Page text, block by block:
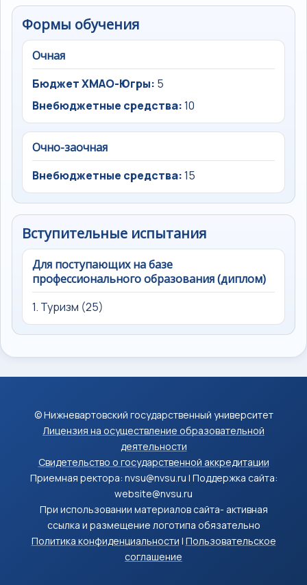
Формы обучения
Очная
Бюджет ХМАО-Югры: 5
Внебюджетные средства:10
Очно-заочная
Внебюджетные средства:15
Вступительные испытания
Для поступающих на базе
профессионального образования (диплом)
1. Туризм (25)
© Нижневартовский государственный университет
Лицензия на осуществление образовательной
деятельности
Свидетельство о государственной аккредитации
Приемная ректора: nvsu@nvsu.ru | Поддержка сайта:
website@nvsu.ru
При использовании материалов сайта- активная
ссылка и размещение логотипа обязательно
Политика конфиденциальности | Пользовательское
соглашение